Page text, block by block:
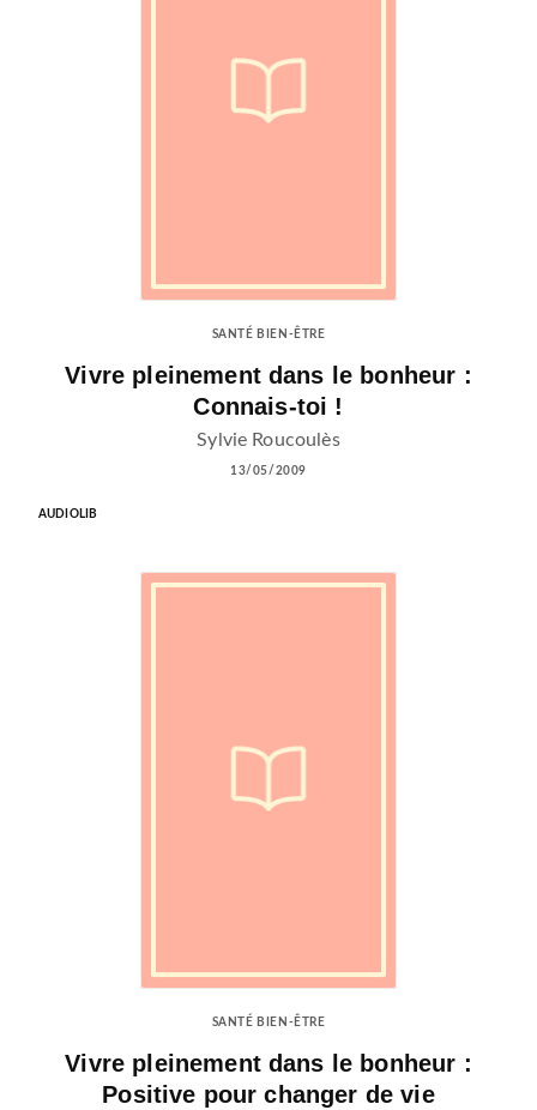
SANTÉ BIEN-ÊTRE
Vivre pleinement dans le bonheur :
Connais-toi !
Sylvie Roucoulès
13/05/2009
AUDIOLIB
SANTÉ BIEN-ÊTRE
Vivre pleinement dans le bonheur :
Positive pour changer de vie